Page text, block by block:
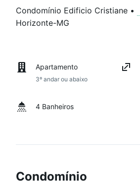
Condomínio Edificio Cristiane •
Horizonte-MG
Apartamento
3º andar ou abaixo
4 Banheiros
Condomínio